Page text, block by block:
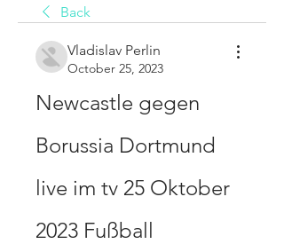
Back
Vladislav Perlin
October 25, 2023
Newcastle gegen
Borussia Dortmund
live im tv 25 Oktober
2023 Fußball